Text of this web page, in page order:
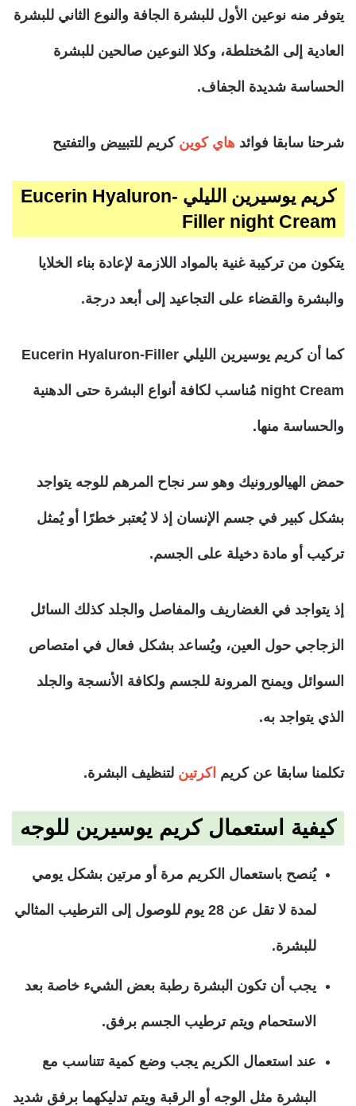
يتوفر منه نوعين الأول للبشرة الجافة والنوع الثاني للبشرة
العادية إلى المُختلطة، وكلا النوعين صالحين للبشرة
الحساسة شديدة الجفاف.
شرحنا سابقا فوائد هاي كوين كريم للتبييض والتفتيح
كريم يوسيرين الليلي Eucerin Hyaluron-
Filler night Cream
يتكون من تركيبة غنية بالمواد اللازمة لإعادة بناء الخلايا
والبشرة والقضاء على التجاعيد إلى أبعد درجة.
كما أن كريم يوسيرين الليلي Eucerin Hyaluron-Filler
night Cream مُناسب لكافة أنواع البشرة حتى الدهنية
والحساسة منها.
حمض الهيالورونيك وهو سر نجاح المرهم للوجه يتواجد
بشكل كبير في جسم الإنسان إذ لا يُعتبر خطرًا أو يُمثل
تركيب أو مادة دخيلة على الجسم.
إذ يتواجد في الغضاريف والمفاصل والجلد كذلك السائل
الزجاجي حول العين، ويُساعد بشكل فعال في امتصاص
السوائل ويمنح المرونة للجسم ولكافة الأنسجة والجلد
الذي يتواجد به.
تكلمنا سابقا عن كريم اكرتين لتنظيف البشرة.
كيفية استعمال كريم يوسيرين للوجه
يُنصح باستعمال الكريم مرة أو مرتين بشكل يومي
لمدة لا تقل عن 28 يوم للوصول إلى الترطيب المثالي
للبشرة.
يجب أن تكون البشرة رطبة بعض الشيء خاصة بعد
الاستحمام ويتم ترطيب الجسم برفق.
عند استعمال الكريم يجب وضع كمية تتناسب مع
البشرة مثل الوجه أو الرقبة ويتم تدليكهما برفق شديد